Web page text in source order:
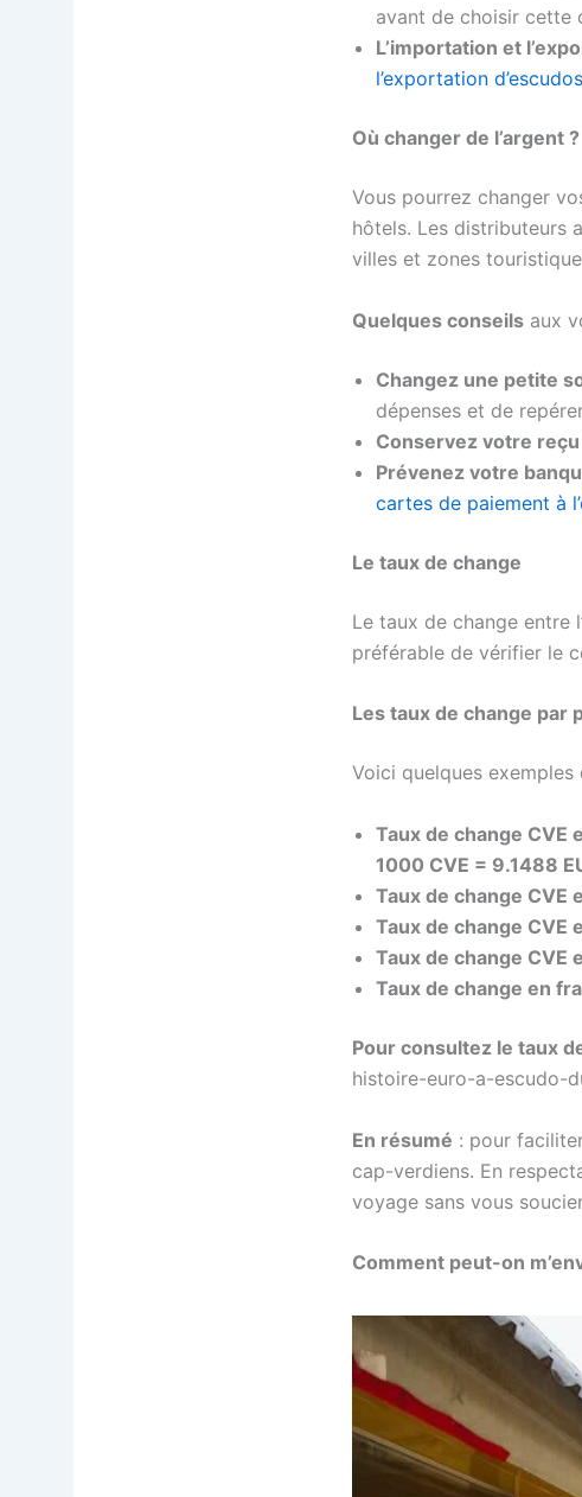
avant de choisir cette
L’importation et
l’exportation
Où changer de l’argent ?
Vous pourrez changer
hôtels. Les distributeurs
villes et zones
Quelques conseils aux
Changez une petite
dépenses et de
Conservez votre
Prévenez votre
cartes de paiement à
Le taux de change
Le taux de change entre
préférable de vérifier le
Les taux de change par
Voici quelques
Taux de change CVE
1000 CVE = 9.1488
Taux de change CVE
Taux de change CVE
Taux de change CVE
Taux de change en
Pour consultez le taux
histoire-euro-a-escudo-
En résumé : pour
cap-verdiens. En
voyage sans vous
Comment peut-on